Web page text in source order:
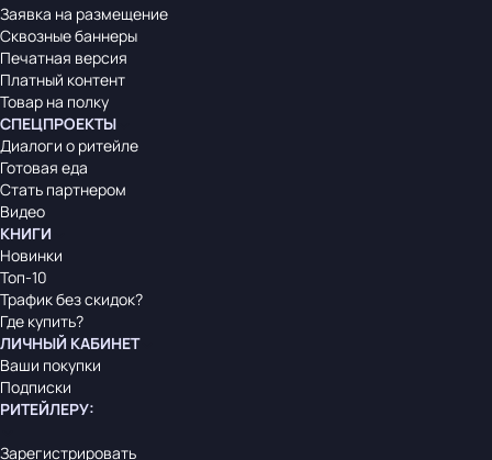
Заявка на размещение
Сквозные баннеры
Печатная версия
Платный контент
Товар на полку
СПЕЦПРОЕКТЫ
Диалоги о ритейле
Готовая еда
Стать партнером
Видео
КНИГИ
Новинки
Топ-10
Трафик без скидок?
Где купить?
ЛИЧНЫЙ КАБИНЕТ
Ваши покупки
Подписки
РИТЕЙЛЕРУ:
Зарегистрировать